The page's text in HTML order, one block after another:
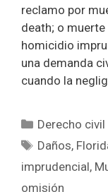
reclamo por
death; o
homicidio
una demanda
cuando la
Categorías
Derecho civil
Etiquetas
Daños,
imprudencial,
omisión